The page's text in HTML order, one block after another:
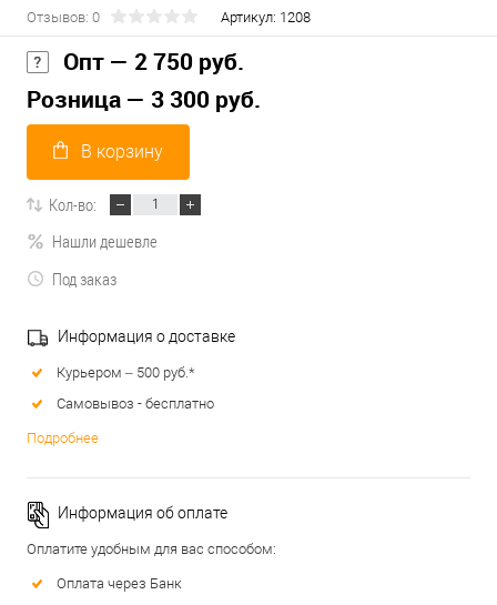
Отзывов: 0 Артикул: 1208
Опт — 2 750 руб.
Розница — 3 300 руб.
В корзину
Кол-во:
Нашли дешевле
Под заказ
Информация о доставке
Курьером – 500 руб.*
Самовывоз - бесплатно
Подробнее
Информация об оплате
Оплатите удобным для вас способом:
Оплата через Банк